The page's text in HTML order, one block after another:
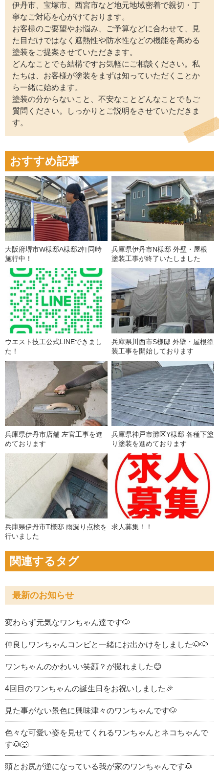
伊丹市、宝塚市、西宮市など地元地域密着で親切・丁
寧なご対応を心がけております。
お客様のご要望やお悩み、ご予算などに合わせて、見
た目だけではなく遮熱性や防水性などの機能を高める
塗装をご提案させていただきます。
どんなことでも結構ですお気軽にご相談ください。私
たちは、お客様が塗装をまずは知っていただくことか
ら一緒に始めます。
塗装の分からないこと、不安なことどんなことでもご
質問ください。しっかりとご説明をさせていただきま
す。
おすすめ記事
大阪府堺市W様邸A様邸2軒同時
施行中！
兵庫県伊丹市N様邸 外壁・屋根
塗装工事が終了いたしました
ウエスト技工公式LINEできまし
た！
兵庫県川西市S様邸 外壁・屋根塗
装工事を開始しております
兵庫県伊丹市店舗 左官工事を進
めております
兵庫県神戸市灘区Y様邸 各種下塗
り塗装を進めております
兵庫県伊丹市T様邸 雨漏り点検を
行いました
求人募集！！
関連するタグ
最新のお知らせ
変わらず元気なワンちゃん達です🐶
仲良しワンちゃんコンビと一緒にお出かけをしました🐶🐶
ワンちゃんのかわいい笑顔？が撮れました😊
4回目のワンちゃんの誕生日をお祝いしました🎉
見た事がない景色に興味津々のワンちゃんです🐶
色々な可愛い姿を見せてくれるワンちゃんとネコちゃんで
す🐶🐺
頭とお尻が逆になっている我が家のワンちゃんです🐶